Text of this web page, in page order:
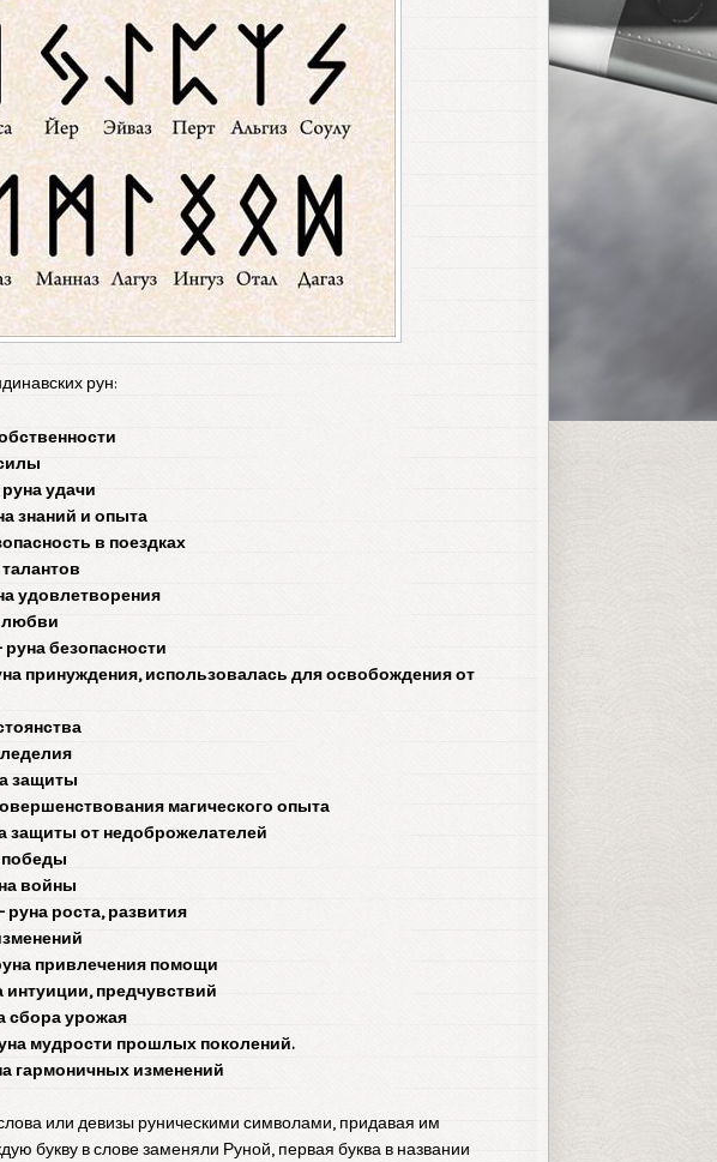
рун:
удачи
знаний и опыта
в поездках
удовлетворения
любви
руна безопасности
принуждения, использовалась для освобождения от
защиты
магического опыта
защиты от недоброжелателей
победы
войны
руна роста, развития
привлечения помощи
интуиции, предчувствий
сбора урожая
мудрости прошлых поколений.
гармоничных изменений
или девизы руническими символами, придавая им
букву в слове заменяли Руной, первая буква в названии